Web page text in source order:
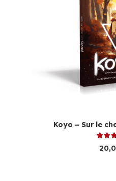
Koyo – Sur le